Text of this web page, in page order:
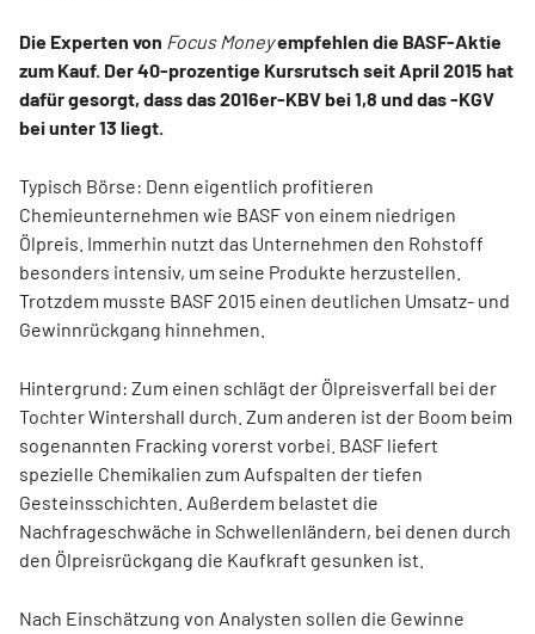
Die Experten von Focus Moneyempfehlen die BASF-Aktie
zum Kauf. Der 40-prozentige Kursrutsch seit April 2015 hat
dafür gesorgt, dass das 2016er-KBV bei 1,8 und das -KGV
bei unter 13 liegt.
Typisch Börse: Denn eigentlich profitieren
Chemieunternehmen wie BASF von einem niedrigen
Ölpreis. Immerhin nutzt das Unternehmen den Rohstoff
besonders intensiv, um seine Produkte herzustellen.
Trotzdem musste BASF 2015 einen deutlichen Umsatz- und
Gewinnrückgang hinnehmen.
Hintergrund: Zum einen schlägt der Ölpreisverfall bei der
Tochter Wintershall durch. Zum anderen ist der Boom beim
sogenannten Fracking vorerst vorbei. BASF liefert
spezielle Chemikalien zum Aufspalten der tiefen
Gesteinsschichten. Außerdem belastet die
Nachfrageschwäche in Schwellenländern, bei denen durch
den Ölpreisrückgang die Kaufkraft gesunken ist.
Nach Einschätzung von Analysten sollen die Gewinne